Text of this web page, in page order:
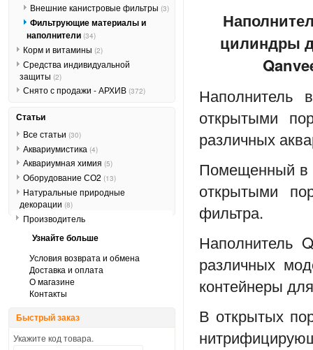
цилиндры
Наполнитель
открытыми
различных
Помещенный в
открытыми
фильтра.
Наполнитель
различных
контейнеры
В открытых
Внешние канистровые фильтры (3)
Фильтрующие материалы и
наполнители (34)
Корм и витамины (2)
Средства индивидуальной
защиты (2)
Снято с продажи - АРХИВ (372)
Статьи
Все статьи (30)
Аквариумистика (4)
Аквариумная химия (5)
Оборудование СО2 (13)
Натуральные природные
декорации (8)
Производитель
Узнайте больше
Условия возврата и обмена
Доставка и оплата
О магазине
Контакты
Быстрый заказ
Укажите код товара.